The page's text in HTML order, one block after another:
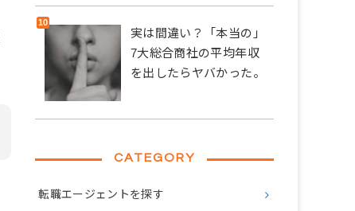
実は間違い？「本当の」
7大総合商社の平均年収
を出したらヤバかった。
CATEGORY
転職エージェントを探す